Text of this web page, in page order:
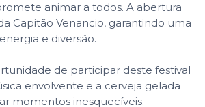
animar a todos. A abertura
Capitão Venancio, garantindo uma
e diversão.
de participar deste festival
envolvente e a cerveja gelada
momentos inesquecíveis.